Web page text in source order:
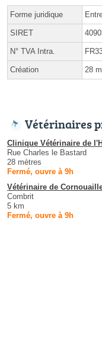
Forme juridique
SIRET
N° TVA Intra.
Création 28
Vétérinaires
Clinique Vétérinaire de
Rue Charles le Bastard
28 mètres
Fermé, ouvre à 9h
Vétérinaire de
Combrit
5 km
Fermé, ouvre à 9h